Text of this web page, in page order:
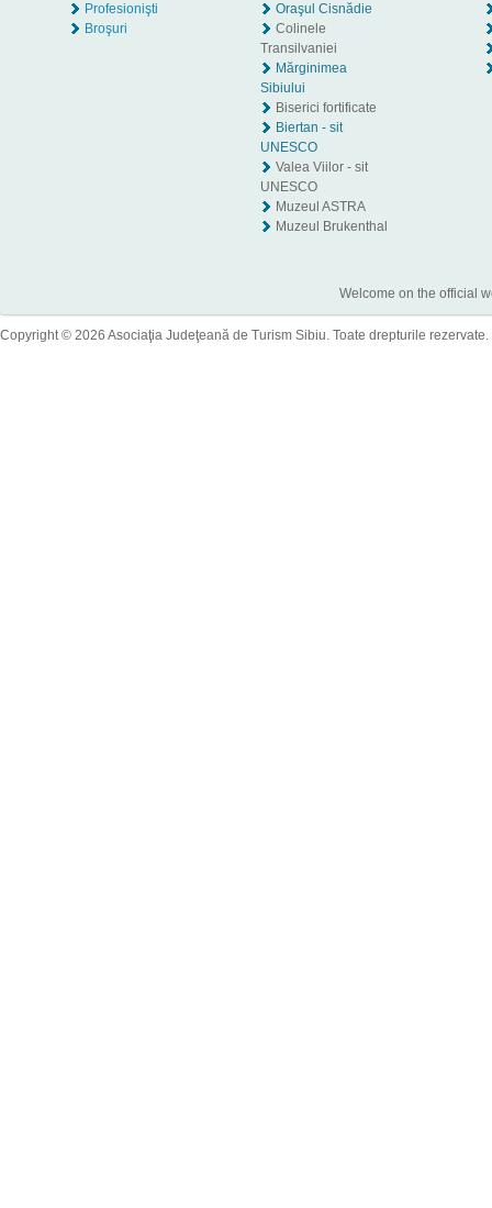
Profesionişti
Broşuri
Oraşul Cisnădie
Colinele
Transilvaniei
Mărginimea
Sibiului
Biserici fortificate
Biertan - sit
UNESCO
Valea Viilor - sit
UNESCO
Muzeul ASTRA
Muzeul Brukenthal
Welcome on the official
Copyright © 2026 Asociaţia Judeţeană de Turism Sibiu. Toate drepturile rezervate.